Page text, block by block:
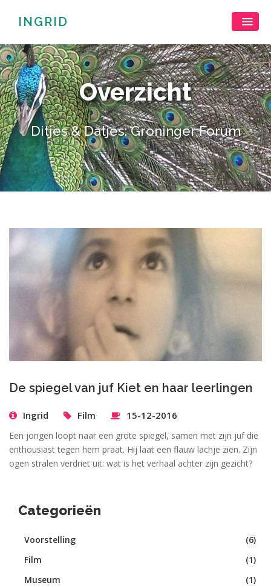
Overzicht
Ditjes & Datjes: Groninger Forum
INGRID
De spiegel van juf Kiet en haar leerlingen
Ingrid Film 15-12-2016
Een jongen loopt naar een grote spiegel, samen met zijn juf die
enthousiast tegen hem praat. Hij laat een flauw lachje zien. Zijn
ogen stralen verdriet uit: wat is het verhaal achter zijn gezicht?
Categorieën
Voorstelling
(6)
Film
(1)
Museum
(1)